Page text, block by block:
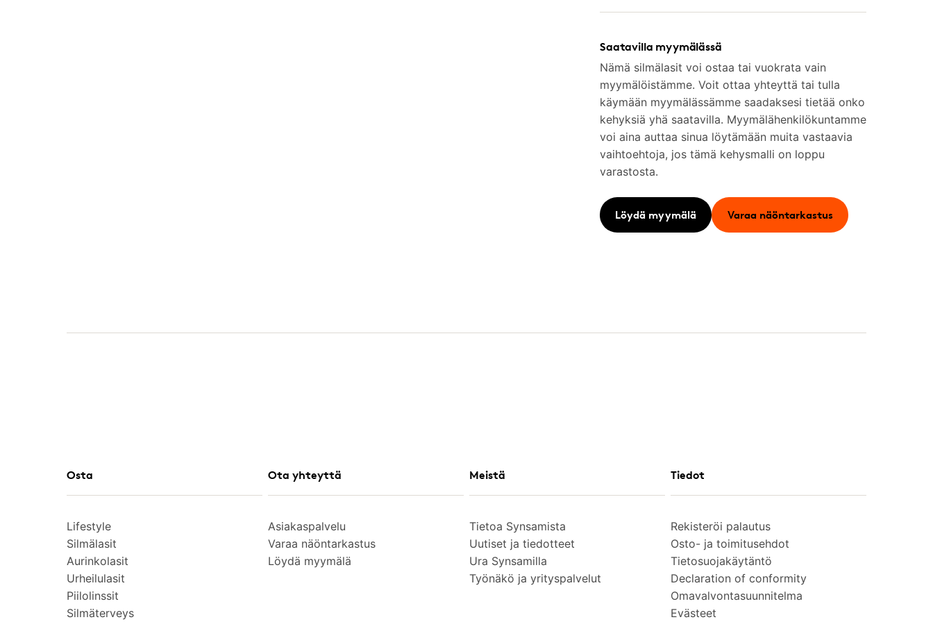
Saatavilla myymälässä
Nämä silmälasit voi ostaa tai vuokrata vain
myymälöistämme. Voit ottaa yhteyttä tai tulla
käymään myymälässämme saadaksesi tietää onko
kehyksiä yhä saatavilla. Myymälähenkilökuntamme
voi aina auttaa sinua löytämään muita vastaavia
vaihtoehtoja, jos tämä kehysmalli on loppu
varastosta.
Löydä myymälä Varaa näöntarkastus
Osta
Lifestyle
Silmälasit
Aurinkolasit
Urheilulasit
Piilolinssit
Silmäterveys
Ota yhteyttä
Asiakaspalvelu
Varaa näöntarkastus
Löydä myymälä
Meistä
Tietoa Synsamista
Uutiset ja tiedotteet
Ura Synsamilla
Työnäkö ja yrityspalvelut
Tiedot
Rekisteröi palautus
Osto- ja toimitusehdot
Tietosuojakäytäntö
Declaration of conformity
Omavalvontasuunnitelma
Evästeet